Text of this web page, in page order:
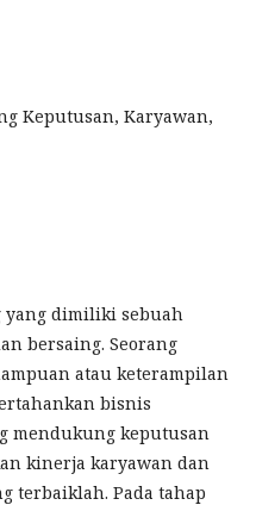
Keputusan, Karyawan,
yang dimiliki sebuah
bersaing. Seorang
atau keterampilan
bisnis
mendukung keputusan
kinerja karyawan dan
terbaiklah. Pada tahap